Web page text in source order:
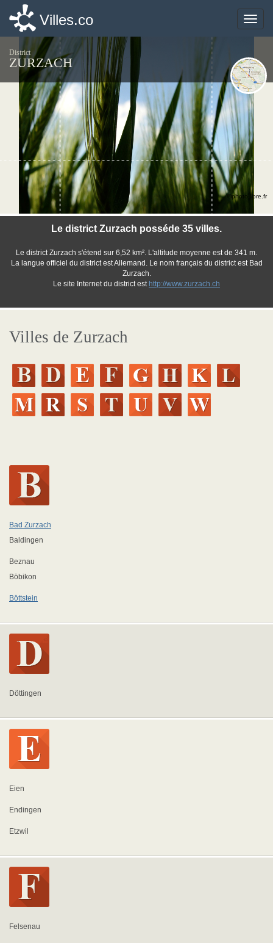
Toggle
Villes.co
District
ZURZACH
Le district Zurzach posséde 35 villes.
Le district Zurzach s'étend sur 6,52 km². L'altitude moyenne est de 341 m.
La langue officiel du district est Allemand. Le nom français du district est Bad
Zurzach.
Le site Internet du district est http://www.zurzach.ch
©photo-libre.fr
Villes de Zurzach
Bad Zurzach
Baldingen
Beznau
Böbikon
Böttstein
Döttingen
Eien
Endingen
Etzwil
Felsenau
Toggle
Villes.co